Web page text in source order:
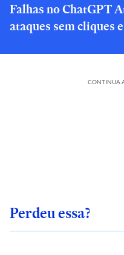
Falhas no ChatGPT
ataques sem cliques
CONTINUA
Perdeu essa?